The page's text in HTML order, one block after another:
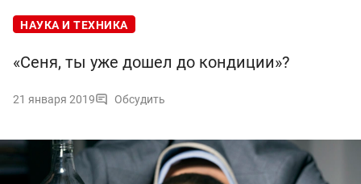
НАУКА И ТЕХНИКА
«Сеня, ты уже дошел до кондиции»?
21 января 2019 Обсудить